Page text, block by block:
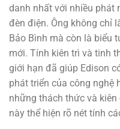
danh nhất với nhiều phát
đèn điện. Ông không chỉ
Bảo Bình mà còn là biểu
mới. Tính kiên trì và tinh
giới hạn đã giúp Edison
phát triển của công nghệ
những thách thức và
này thể hiện rõ nét tính